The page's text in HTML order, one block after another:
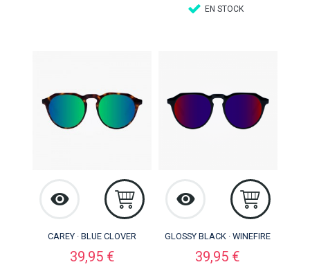
EN STOCK
CAREY · BLUE CLOVER
Precio
39,95 €
GLOSSY BLACK · WINEFIRE
Precio
39,95 €